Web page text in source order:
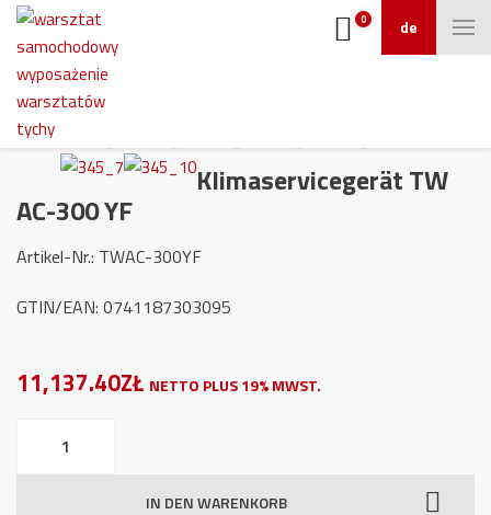
de
0
Klimaservicegerät TW
AC-300 YF
Artikel-Nr.: TWAC-300YF
GTIN/EAN: 0741187303095
11,137.40ZŁ NETTO PLUS 19% MWST.
IN DEN WARENKORB